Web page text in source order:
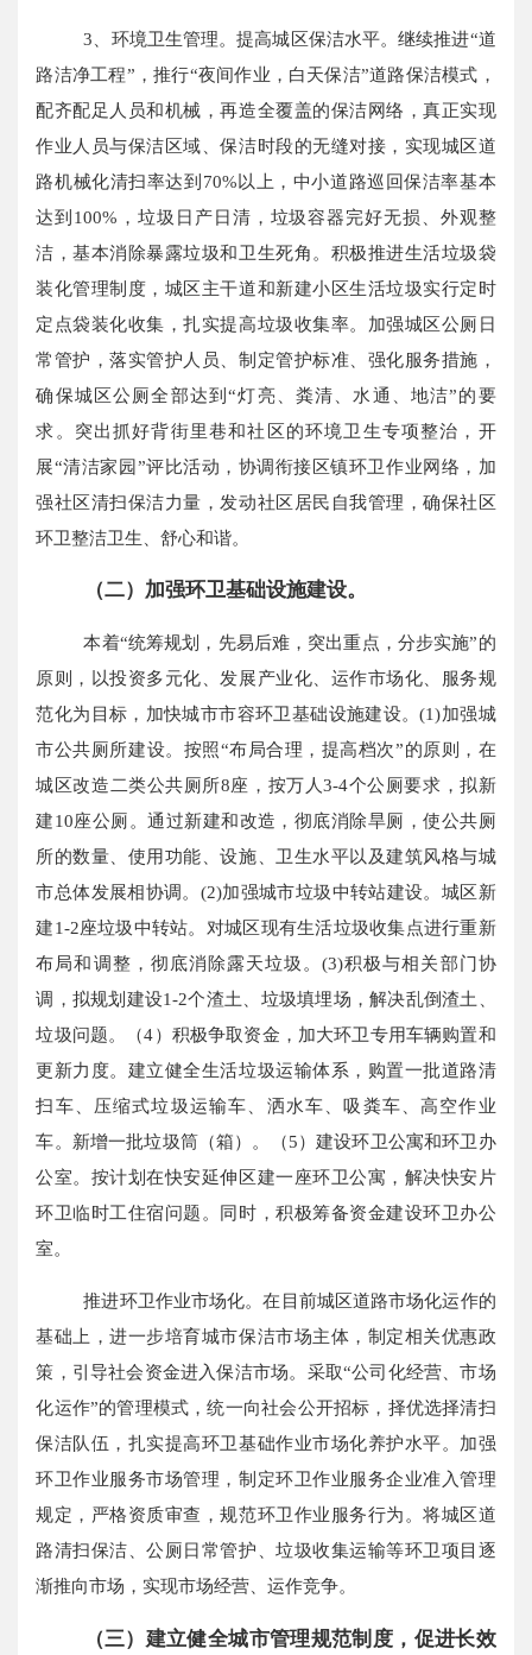
3、环境卫生管理。提高城区保洁水平。继续推进“道
路洁净工程”，推行“夜间作业，白天保洁”道路保洁模式，
配齐配足人员和机械，再造全覆盖的保洁网络，真正实现
作业人员与保洁区域、保洁时段的无缝对接，实现城区道
路机械化清扫率达到70%以上，中小道路巡回保洁率基本
达到100%，垃圾日产日清，垃圾容器完好无损、外观整
洁，基本消除暴露垃圾和卫生死角。积极推进生活垃圾袋
装化管理制度，城区主干道和新建小区生活垃圾实行定时
定点袋装化收集，扎实提高垃圾收集率。加强城区公厕日
常管护，落实管护人员、制定管护标准、强化服务措施，
确保城区公厕全部达到“灯亮、粪清、水通、地洁”的要
求。突出抓好背街里巷和社区的环境卫生专项整治，开
展“清洁家园”评比活动，协调衔接区镇环卫作业网络，加
强社区清扫保洁力量，发动社区居民自我管理，确保社区
环卫整洁卫生、舒心和谐。
（二）加强环卫基础设施建设。
本着“统筹规划，先易后难，突出重点，分步实施”的
原则，以投资多元化、发展产业化、运作市场化、服务规
范化为目标，加快城市市容环卫基础设施建设。(1)加强城
市公共厕所建设。按照“布局合理，提高档次”的原则，在
城区改造二类公共厕所8座，按万人3-4个公厕要求，拟新
建10座公厕。通过新建和改造，彻底消除旱厕，使公共厕
所的数量、使用功能、设施、卫生水平以及建筑风格与城
市总体发展相协调。(2)加强城市垃圾中转站建设。城区新
建1-2座垃圾中转站。对城区现有生活垃圾收集点进行重新
布局和调整，彻底消除露天垃圾。(3)积极与相关部门协
调，拟规划建设1-2个渣土、垃圾填埋场，解决乱倒渣土、
垃圾问题。（4）积极争取资金，加大环卫专用车辆购置和
更新力度。建立健全生活垃圾运输体系，购置一批道路清
扫车、压缩式垃圾运输车、洒水车、吸粪车、高空作业
车。新增一批垃圾筒（箱）。（5）建设环卫公寓和环卫办
公室。按计划在快安延伸区建一座环卫公寓，解决快安片
环卫临时工住宿问题。同时，积极筹备资金建设环卫办公
室。
推进环卫作业市场化。在目前城区道路市场化运作的
基础上，进一步培育城市保洁市场主体，制定相关优惠政
策，引导社会资金进入保洁市场。采取“公司化经营、市场
化运作”的管理模式，统一向社会公开招标，择优选择清扫
保洁队伍，扎实提高环卫基础作业市场化养护水平。加强
环卫作业服务市场管理，制定环卫作业服务企业准入管理
规定，严格资质审查，规范环卫作业服务行为。将城区道
路清扫保洁、公厕日常管护、垃圾收集运输等环卫项目逐
渐推向市场，实现市场经营、运作竞争。
（三）建立健全城市管理规范制度，促进长效